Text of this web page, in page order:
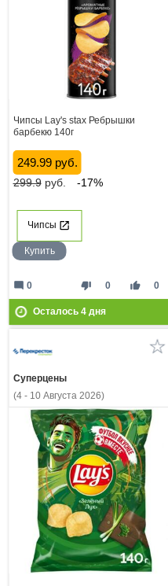
Чипсы Lay's stax Ребрышки
барбекю 140г
249.99 руб.
299.9руб. -17%
Чипсы
Купить
thumb_down 0 thumb_up 0
mode_comment 0
Осталось 4дня
Суперцены
(4 - 10 Августа 2026)